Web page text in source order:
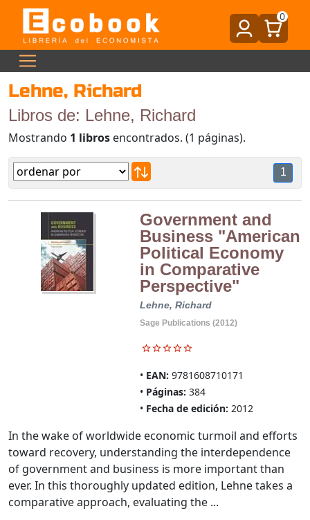
0
Lehne, Richard
Libros de: Lehne, Richard
Mostrando 1 libros encontrados. (1 páginas).
1
Government and
Business "American
Political Economy
in Comparative
Perspective"
Lehne, Richard
Sage Publications (2012)
EAN: 9781608710171
Páginas: 384
Fecha de edición: 2012
In the wake of worldwide economic turmoil and efforts
toward recovery, understanding the interdependence
of government and business is more important than
ever. In this thoroughly updated edition, Lehne takes a
comparative approach, evaluating the ...